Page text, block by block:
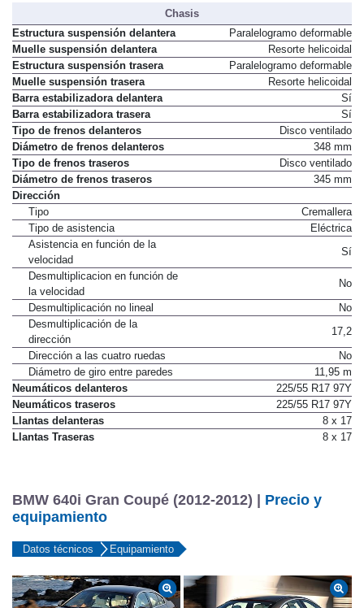
Chasis
Estructura suspensión delantera
Paralelogramo deformable
Muelle suspensión delantera
Resorte helicoidal
Estructura suspensión trasera
Paralelogramo deformable
Muelle suspensión trasera
Resorte helicoidal
Barra estabilizadora delantera
Sí
Barra estabilizadora trasera
Sí
Tipo de frenos delanteros
Disco ventilado
Diámetro de frenos delanteros
348 mm
Tipo de frenos traseros
Disco ventilado
Diámetro de frenos traseros
Dirección
Tipo
Cremallera
Tipo de asistencia
Asistencia en función de la
velocidad
Sí
Desmultiplicacion en función de
la velocidad
No
Desmultiplicación no lineal
Desmultiplicación de la
dirección
17,2
Dirección a las cuatro ruedas
No
Diámetro de giro entre paredes
11,95 m
Neumáticos delanteros
225/55 R17 97Y
Neumáticos traseros
225/55 R17 97Y
Llantas delanteras
8 x 17
BMW 640i Gran Coupé (2012-2012) |
Precio y
equipamiento